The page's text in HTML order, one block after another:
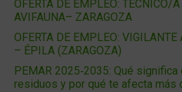
OFERTA DE EMPLEO: TÉCNICO/
AVIFAUNA– ZARAGOZA
OFERTA DE EMPLEO:
– ÉPILA (ZARAGOZA)
PEMAR 2025‑2035: Qué
residuos y por qué te afecta más